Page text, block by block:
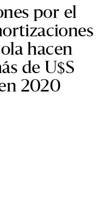
por el
hacen
de U$S
2020